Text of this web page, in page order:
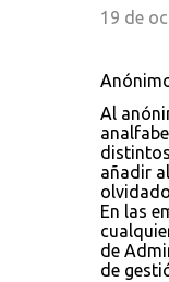
19 de
Al
añadir
En las
de
de